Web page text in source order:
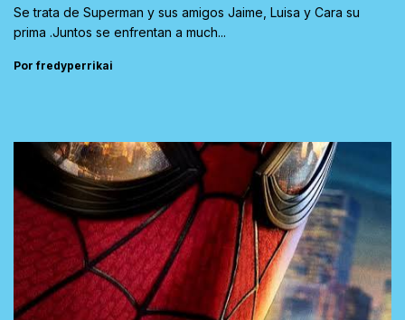
Se trata de Superman y sus amigos Jaime, Luisa y Cara su
prima .Juntos se enfrentan a much...
Por fredyperrikai